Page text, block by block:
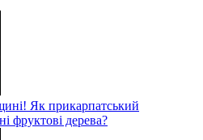
Як прикарпатський
фруктові дерева?